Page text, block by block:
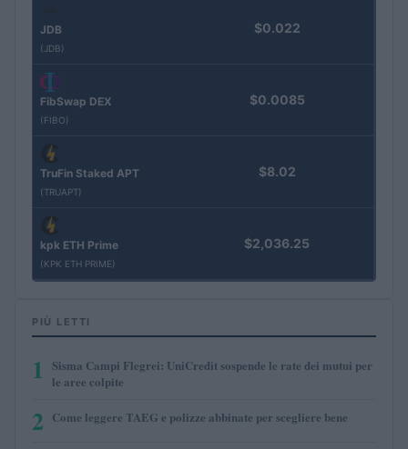
JDB
(JDB)
$0.022
FibSwap DEX
(FIBO)
$0.0085
TruFin Staked APT
(TRUAPT)
$8.02
kpk ETH Prime
(KPK ETH PRIME)
$2,036.25
PIÙ LETTI
1
Sisma Campi Flegrei: UniCredit sospende le rate dei mutui per
le aree colpite
2 Come leggere TAEG e polizze abbinate per scegliere bene